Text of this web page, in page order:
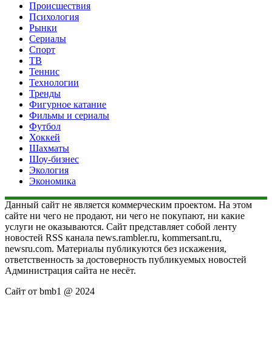
Происшествия
Психология
Рынки
Сериалы
Спорт
ТВ
Теннис
Технологии
Тренды
Фигурное катание
Фильмы и сериалы
Футбол
Хоккей
Шахматы
Шоу-бизнес
Экология
Экономика
Данный сайт не является коммерческим проектом. На этом
сайте ни чего не продают, ни чего не покупают, ни какие
услуги не оказываются. Сайт представляет собой ленту
новостей RSS канала news.rambler.ru, kommersant.ru,
newsru.com. Материалы публикуются без искажения,
ответственность за достоверность публикуемых новостей
Администрация сайта не несёт.
Сайт от bmb1 @ 2024